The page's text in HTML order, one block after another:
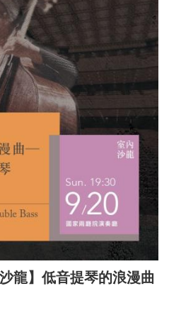
龍】低音提琴的浪漫曲